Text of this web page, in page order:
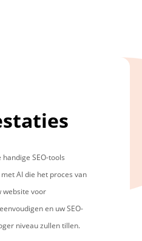
SEO-tools
AI die het proces van
website voor
en uw SEO-
niveau zullen tillen.